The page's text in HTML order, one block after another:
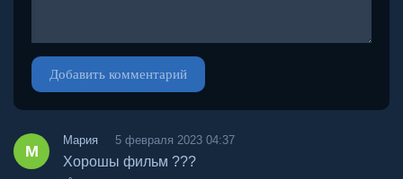
Добавить комментарий
М
Мария 5 февраля 2023 04:37
Хорошы фильм ???